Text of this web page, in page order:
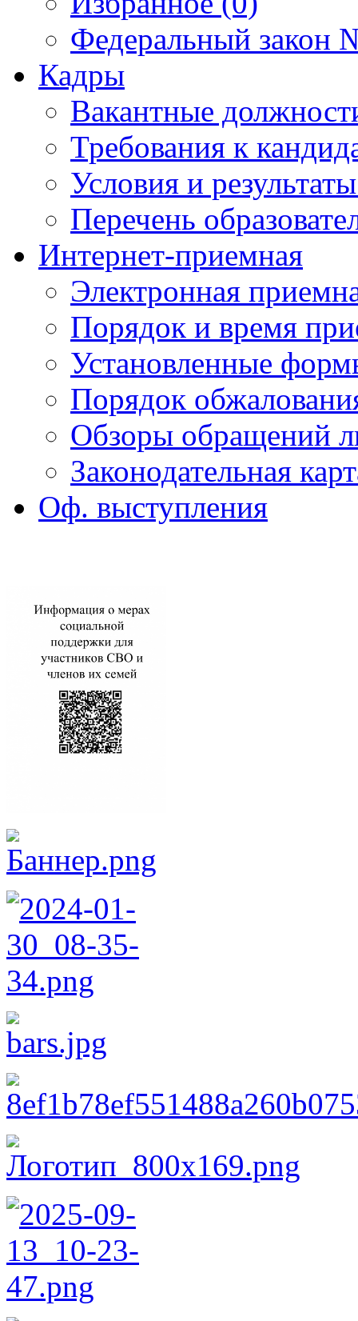
Федеральный закон
Кадры
Вакантные
Требования к
Условия и
Перечень
Интернет-приемная
Электронная
Порядок и время
Установленные
Порядок
Обзоры обращений
Законодательная
Оф. выступления